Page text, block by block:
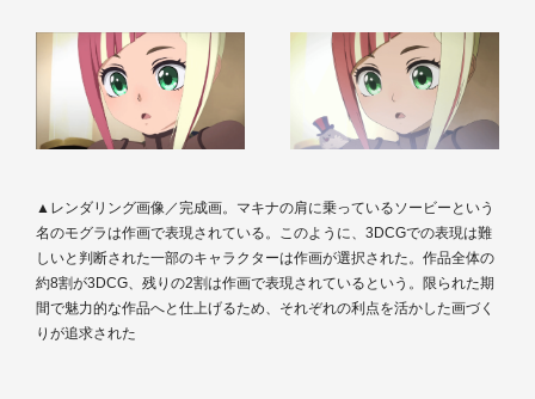
▲レンダリング画像／完成画。マキナの肩に乗っているソービーという
名のモグラは作画で表現されている。このように、3DCGでの表現は難
しいと判断された一部のキャラクターは作画が選択された。作品全体の
約8割が3DCG、残りの2割は作画で表現されているという。限られた期
間で魅力的な作品へと仕上げるため、それぞれの利点を活かした画づく
りが追求された